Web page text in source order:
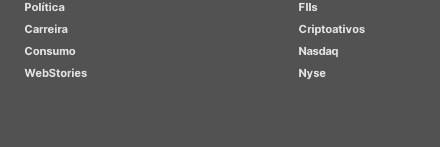
Política
Carreira
Consumo
WebStories
FIIs
Criptoativos
Nasdaq
Nyse